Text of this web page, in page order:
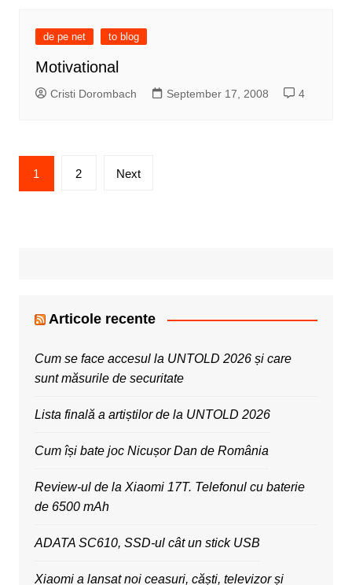
de pe net to blog
Motivational
Cristi Dorombach September 17, 2008 4
Posts
pagination
1 2 Next
Articole recente
Cum se face accesul la UNTOLD 2026 și care
sunt măsurile de securitate
Lista finală a artiștilor de la UNTOLD 2026
Cum își bate joc Nicușor Dan de România
Review-ul de la Xiaomi 17T. Telefonul cu baterie
de 6500 mAh
ADATA SC610, SSD-ul cât un stick USB
Xiaomi a lansat noi ceasuri, căști, televizor și